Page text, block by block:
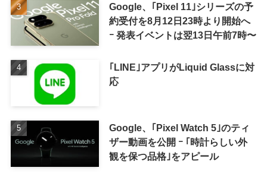
Google、｢Pixel 11｣シリーズの予
約受付を8月12日23時より開始へ
ｰ 発表イベントは翌13日午前7時〜
｢LINE｣アプリがLiquid Glassに対
応
Google、｢Pixel Watch 5｣のティ
ザー動画を公開 ｰ ｢時計らしい外
観を保つ品格｣をアピール